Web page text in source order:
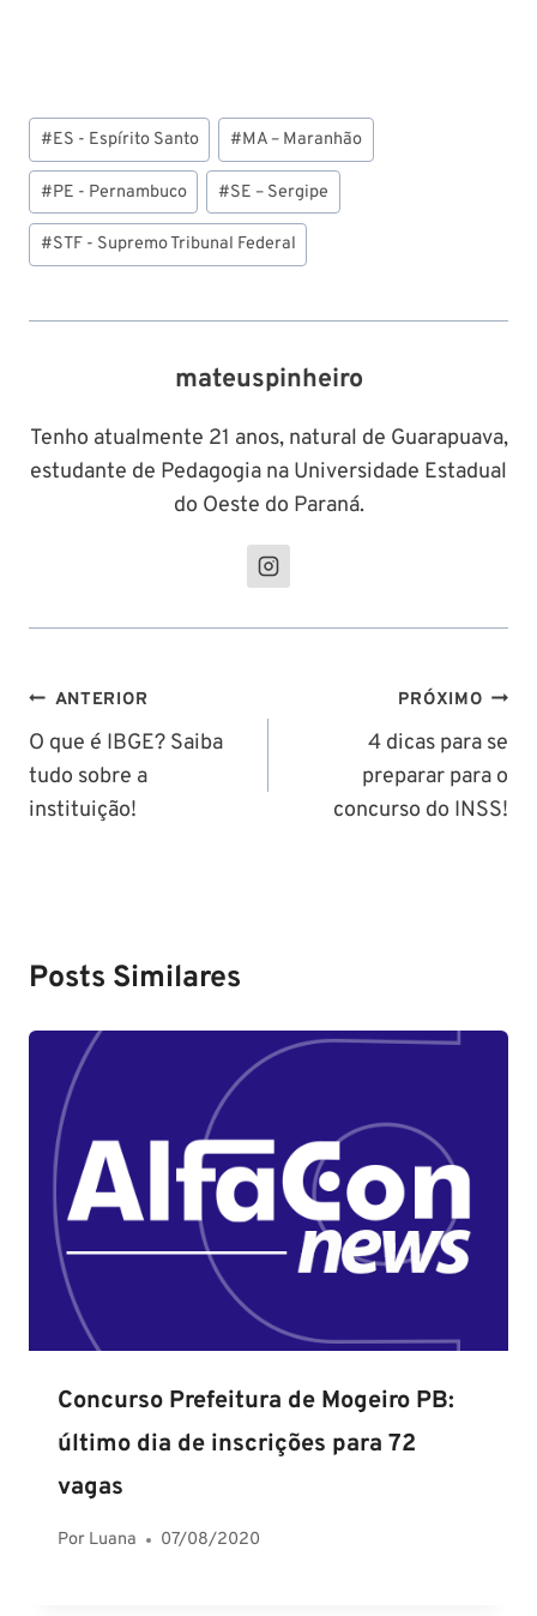
Tags
do
Post:
#ES - Espírito Santo #MA – Maranhão
#PE - Pernambuco #SE – Sergipe
#STF - Supremo Tribunal Federal
mateuspinheiro
Tenho atualmente 21 anos, natural de Guarapuava,
estudante de Pedagogia na Universidade Estadual
do Oeste do Paraná.
Navegação
de
Post
ANTERIOR
O que é IBGE? Saiba
tudo sobre a
instituição!
PRÓXIMO
4 dicas para se
preparar para o
concurso do INSS!
Posts Similares
Concurso Prefeitura de Mogeiro PB:
último dia de inscrições para 72
vagas
Por Luana 07/08/2020